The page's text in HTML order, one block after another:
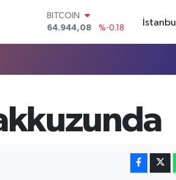
DOLAR
47,7436
%0.18
64,4811
%0.38
BİST100
13.779
%-14
İstanbul